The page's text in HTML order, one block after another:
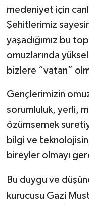
medeniyet için
Şehitlerimiz
yaşadığımız bu
omuzlarında
bizlere “vatan”
Gençlerimizin
sorumluluk, yerli,
özümsemek
bilgi ve
bireyler olmayı
Bu duygu ve
kurucusu Gazi